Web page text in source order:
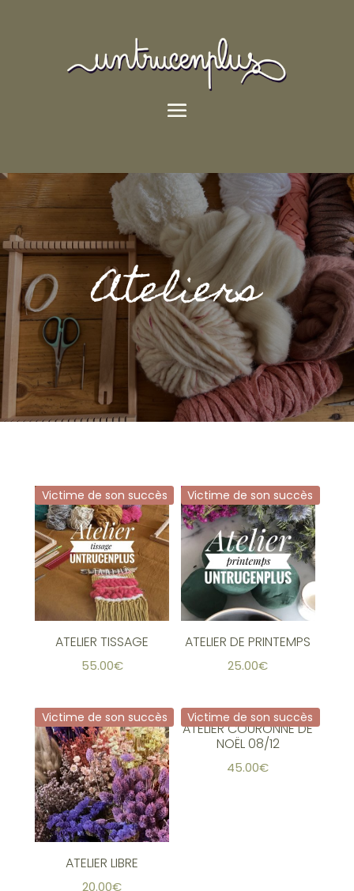
Ateliers
Victime de son succès
ATELIER TISSAGE
55.00€
Victime de son succès
ATELIER DE PRINTEMPS
25.00€
Victime de son succès
ATELIER LIBRE
20.00€
Victime de son succès
ATELIER COURONNE DE
NOËL 08/12
45.00€